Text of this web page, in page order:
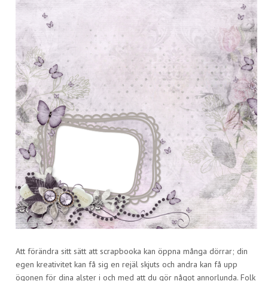
Att förändra sitt sätt att scrapbooka kan öppna många dörrar; din
egen kreativitet kan få sig en rejäl skjuts och andra kan få upp
ögonen för dina alster i och med att du gör något annorlunda. Folk